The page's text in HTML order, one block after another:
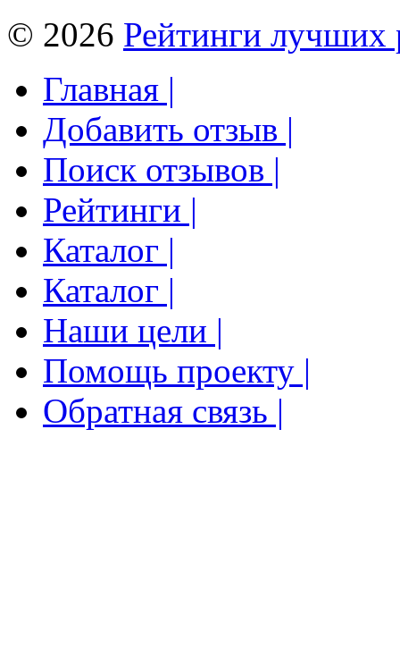
© 2026 Рейтинги лучших
Главная |
Добавить отзыв |
Поиск отзывов |
Рейтинги |
Каталог |
Каталог |
Наши цели |
Помощь проекту |
Обратная связь |